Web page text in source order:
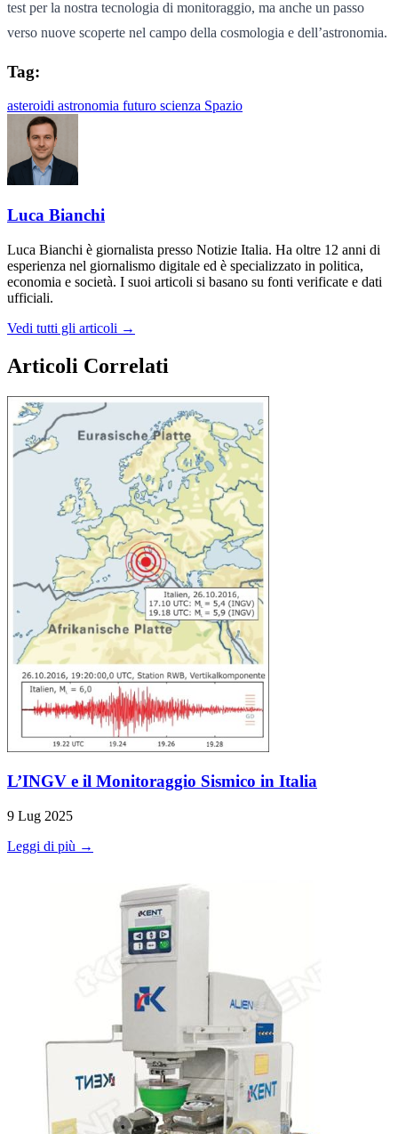
test per la nostra tecnologia di monitoraggio, ma anche un passo
verso nuove scoperte nel campo della cosmologia e dell’astronomia.
Tag:
asteroidi astronomia futuro scienza Spazio
Luca Bianchi
Luca Bianchi è giornalista presso Notizie Italia. Ha oltre 12 anni di
esperienza nel giornalismo digitale ed è specializzato in politica,
economia e società. I suoi articoli si basano su fonti verificate e dati
ufficiali.
Vedi tutti gli articoli →
Articoli Correlati
L’INGV e il Monitoraggio Sismico in Italia
9 Lug 2025
Leggi di più →